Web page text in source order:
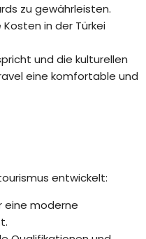
zu gewährleisten.
in der Türkei
und die kulturellen
eine komfortable und
entwickelt:
eine moderne